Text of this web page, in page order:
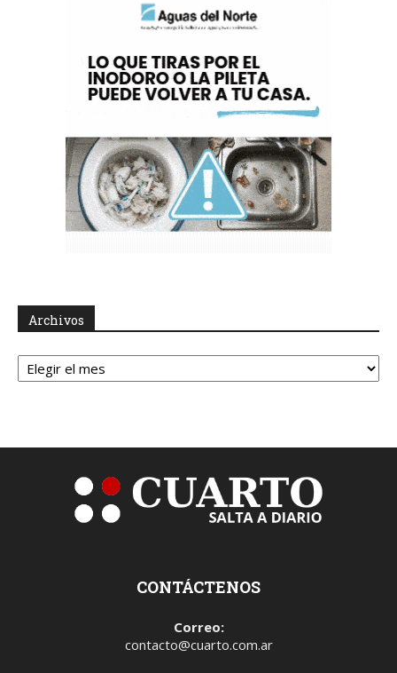
Archivos
Archivos
CONTÁCTENOS
Correo:
contacto@cuarto.com.ar